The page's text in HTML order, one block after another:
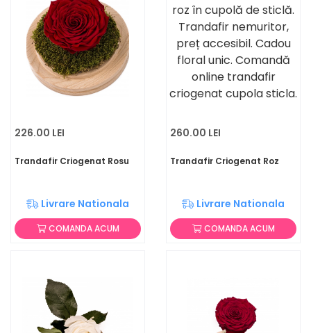
226.00 LEI
Trandafir Criogenat Rosu
Livrare Nationala
COMANDA ACUM
260.00 LEI
Trandafir Criogenat Roz
Livrare Nationala
COMANDA ACUM